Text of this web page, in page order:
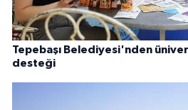
Tepebaşı Belediyesi'nden
desteği